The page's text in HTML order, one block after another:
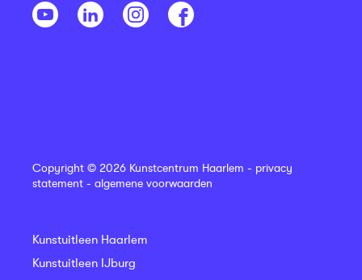
Copyright © 2026 Kunstcentrum Haarlem - privacy
statement - algemene voorwaarden
Kunstuitleen Haarlem
Kunstuitleen IJburg